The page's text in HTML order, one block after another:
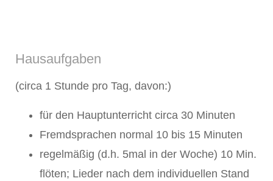
Hausaufgaben
(circa 1 Stunde pro Tag, davon:)
für den Hauptunterricht circa 30 Minuten
Fremdsprachen normal 10 bis 15 Minuten
regelmäßig (d.h. 5mal in der Woche) 10 Min.
flöten; Lieder nach dem individuellen Stand